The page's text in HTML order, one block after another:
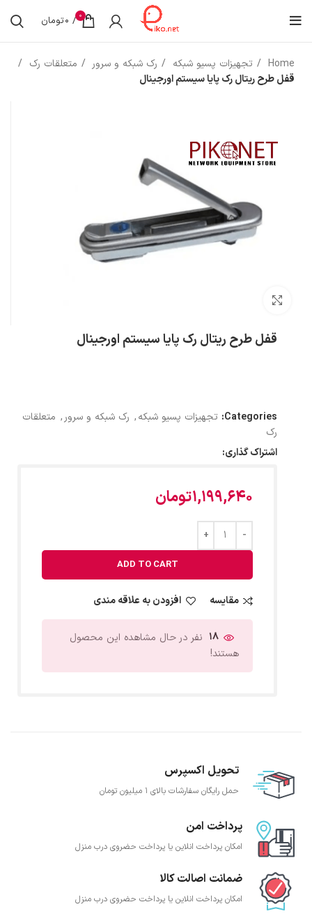
0
/
0تومان
Home تجهیزات پسیو شبکه رک شبکه و سرور
متعلقات رک
قفل طرح ریتال رک پایا سیستم اورجینال
قفل طرح ریتال رک پایا سیستم اورجینال
Categories: تجهیزات پسیو شبکه, رک شبکه و سرور , متعلقات
رک
اشتراک گذاری:
1,199,640تومان
ADD TO CART
مقایسه افزودن به علاقه مندی
18 نفر در حال مشاهده این محصول
هستند!
تحویل اکسپرس
حمل رایگان سفارشات بالای 1 میلیون تومان
پرداخت امن
امکان پرداخت انلاین یا پرداخت حضروی درب منزل
ضمانت اصالت کالا
امکان پرداخت انلاین یا پرداخت حضروی درب منزل